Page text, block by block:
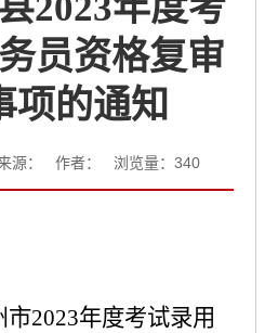
员资格复审
项的通知
源： 作者： 浏览量： 340
市2023年度考试录用